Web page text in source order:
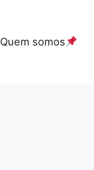
Quem somos